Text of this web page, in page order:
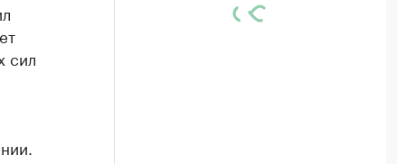
сил